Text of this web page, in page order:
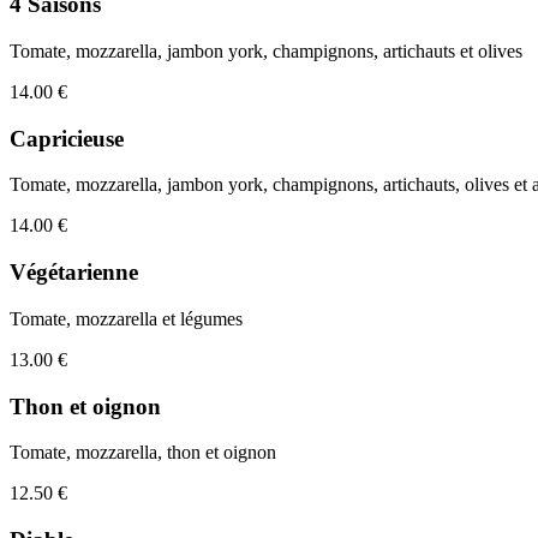
Tomate, mozzarella, jambon york, champignons, artichauts et olives
14.00 €
Capricieuse
Tomate, mozzarella, jambon york, champignons, artichauts, olives et
14.00 €
Végétarienne
Tomate, mozzarella et légumes
13.00 €
Thon et oignon
Tomate, mozzarella, thon et oignon
12.50 €